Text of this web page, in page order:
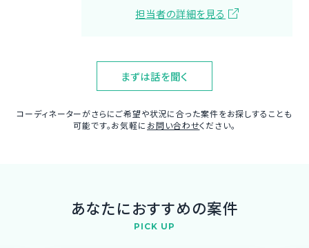
担当者の詳細を見る
まずは話を聞く
コーディネーターがさらにご希望や状況に合った案件をお探しすることも
可能です。お気軽に お問い合わせください。
あなたにおすすめの案件
PICK UP